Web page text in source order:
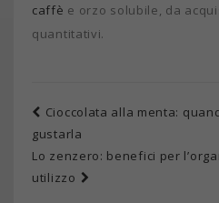
caffè e orzo solubile, da
quantitativi.
Cioccolata alla menta:
gustarla
Lo zenzero: benefici per
utilizzo